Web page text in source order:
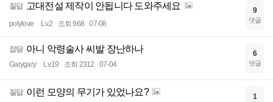
질답 고대전설 제작이 안됩니다 도와주세요
polylove Lv.2 조회 968 07-08
9
댓글
잡담 아니 악령술사 씨발 장난하나
Garygary Lv.19 조회 2312 07-04
6
댓글
질답 이런 모양의 무기가 있었나요? 1